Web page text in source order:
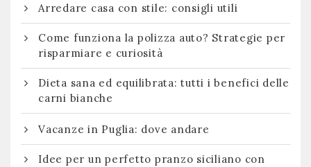
Arredare casa con stile: consigli utili
Come funziona la polizza auto? Strategie per
risparmiare e curiosità
Dieta sana ed equilibrata: tutti i benefici delle
carni bianche
Vacanze in Puglia: dove andare
Idee per un perfetto pranzo siciliano con